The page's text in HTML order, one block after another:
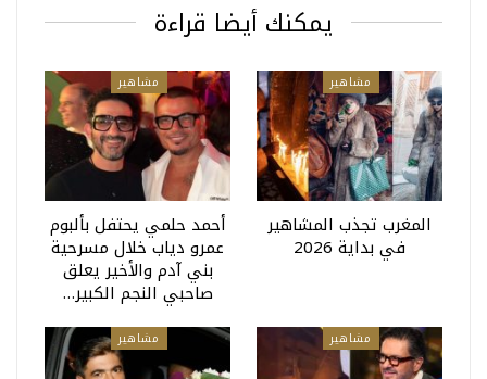
يمكنك أيضا قراءة
مشاهير
المغرب تجذب المشاهير
في بداية 2026
مشاهير
أحمد حلمي يحتفل بألبوم
عمرو دياب خلال مسرحية
بني آدم والأخير يعلق
صاحبي النجم الكبير…
مشاهير مشاهير